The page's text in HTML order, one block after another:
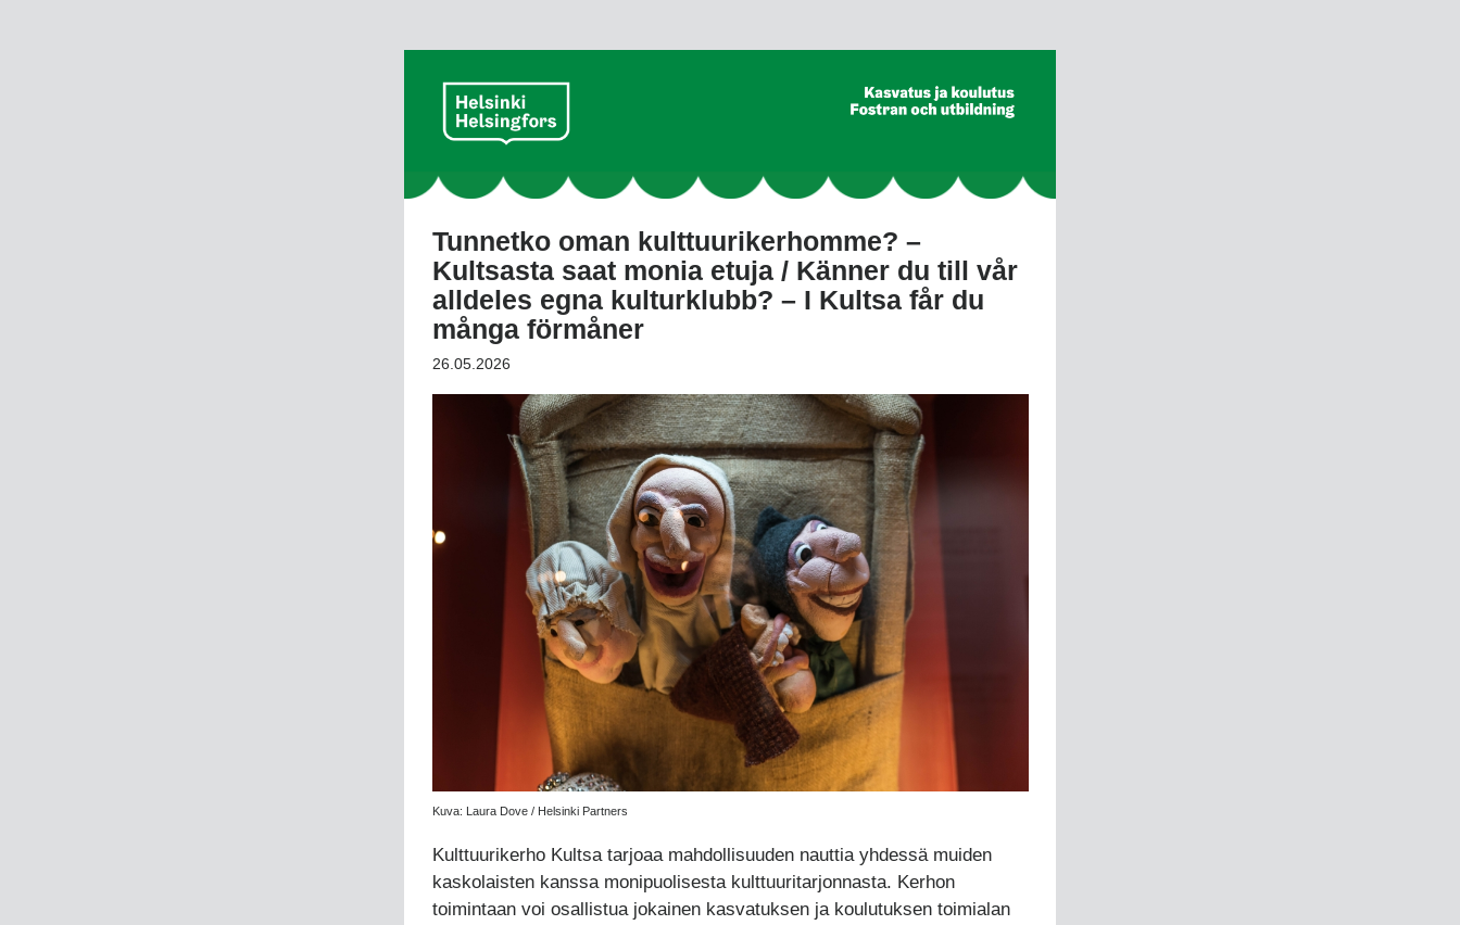
Tunnetko oman kulttuurikerhomme? –
Kultsasta saat monia etuja / Känner du till vår
alldeles egna kulturklubb? – I Kultsa får du
många förmåner
26.05.2026
Kuva: Laura Dove / Helsinki Partners
Kulttuurikerho Kultsa tarjoaa mahdollisuuden nauttia yhdessä muiden
kaskolaisten kanssa monipuolisesta kulttuuritarjonnasta. Kerhon
toimintaan voi osallistua jokainen kasvatuksen ja koulutuksen toimialan